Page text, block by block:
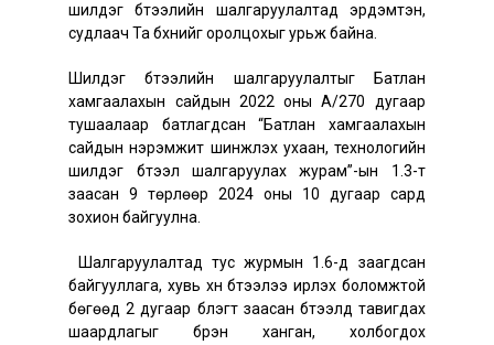
шилдэг бүтээлийн шалгаруулалтад эрдэмтэн,
судлаач Та бүхнийг оролцохыг урьж байна.
Шилдэг бүтээлийн шалгаруулалтыг Батлан
хамгаалахын сайдын 2022 оны А/270 дугаар
тушаалаар батлагдсан “Батлан хамгаалахын
сайдын нэрэмжит шинжлэх ухаан, технологийн
шилдэг бүтээл шалгаруулах журам”-ын 1.3-т
заасан 9 төрлөөр 2024 оны 10 дугаар сард
зохион байгуулна.
Шалгаруулалтад тус журмын 1.6-д заагдсан
байгууллага, хувь хүн бүтээлээ ирүүлэх боломжтой
бөгөөд 2 дугаар бүлэгт заасан бүтээлд тавигдах
шаардлагыг бүрэн ханган, холбогдох